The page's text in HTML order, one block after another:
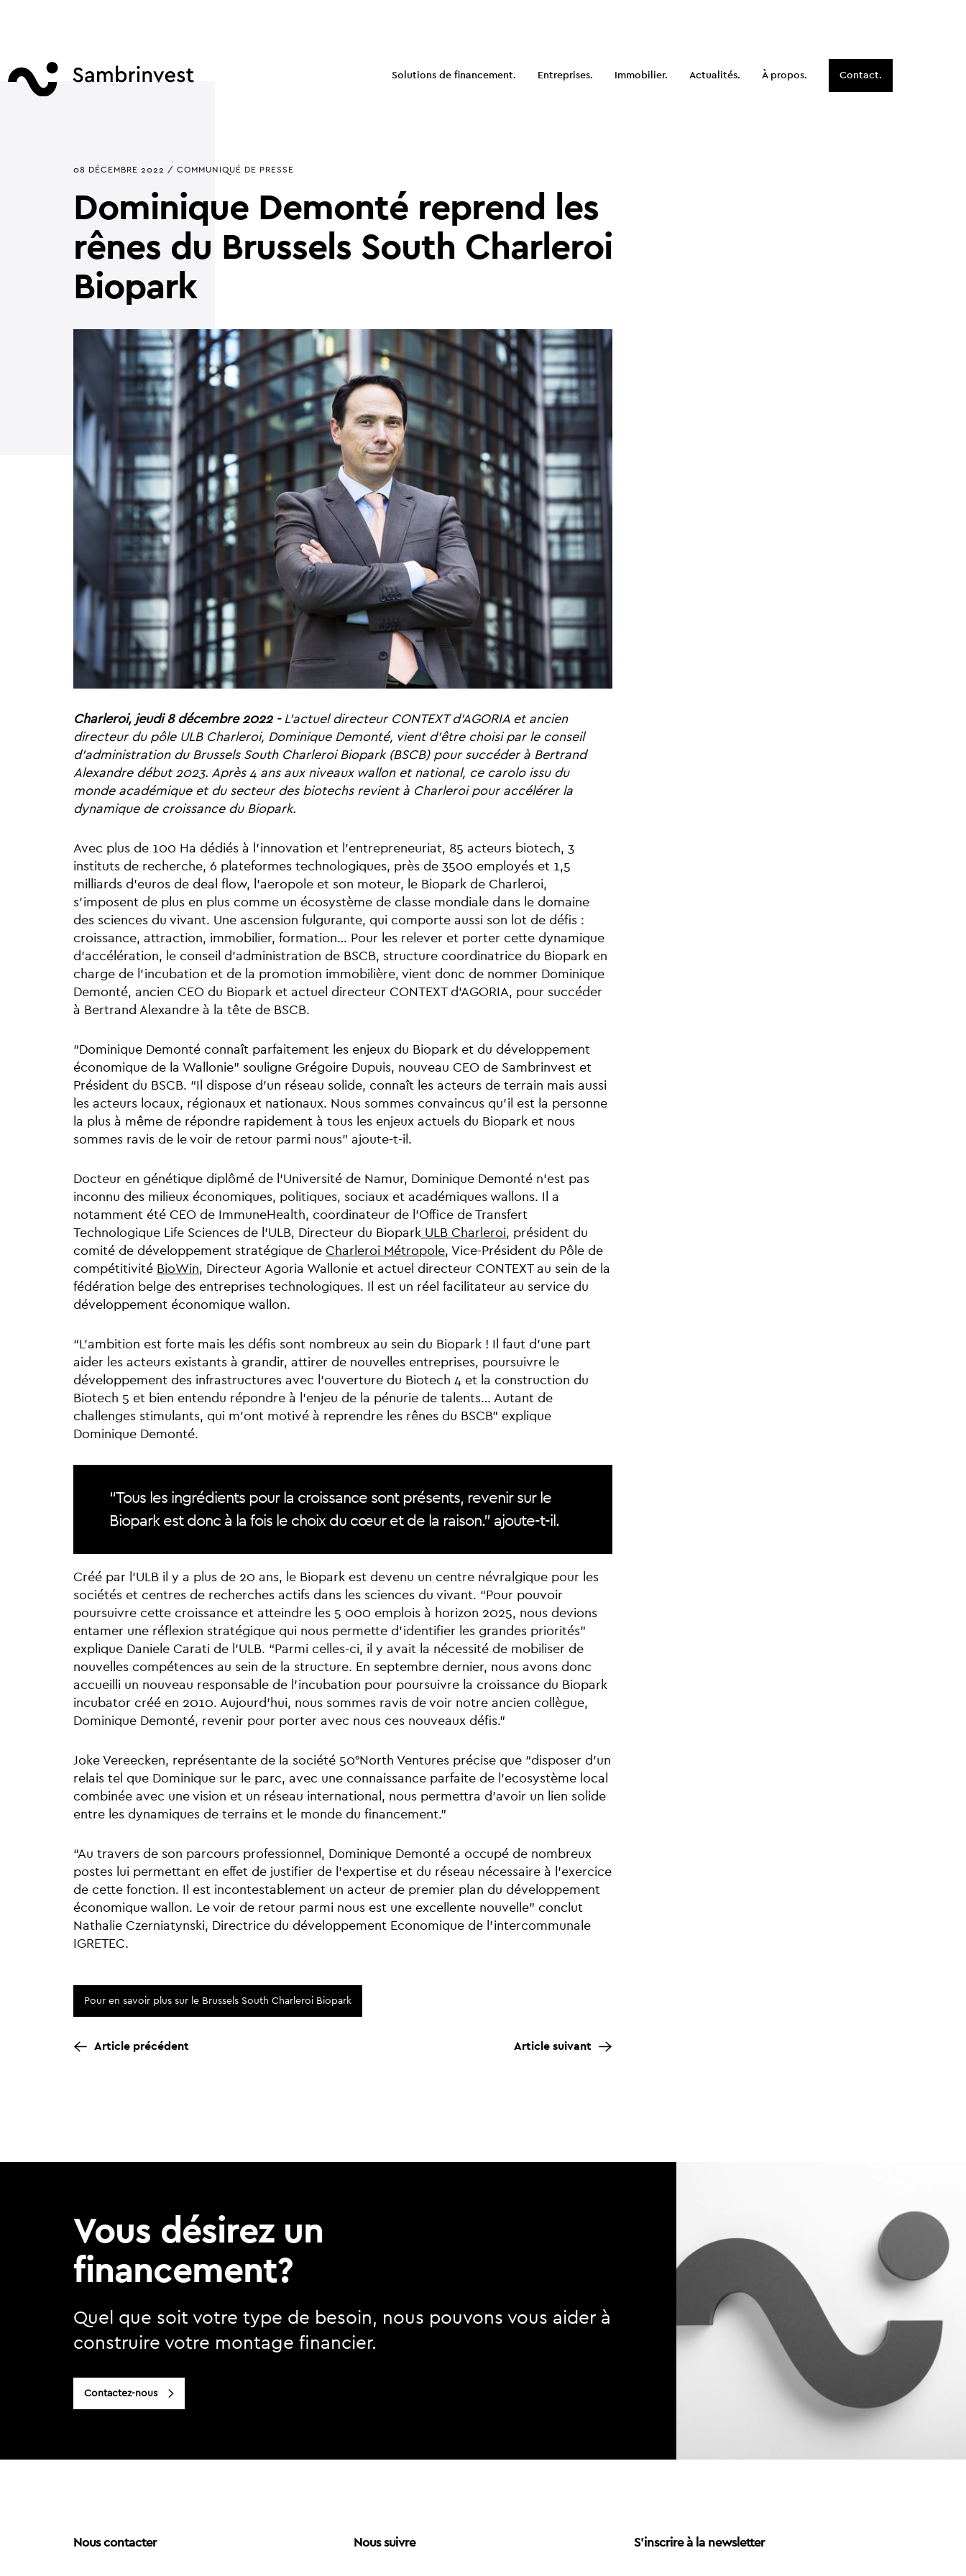
Solutions de financement. Entreprises. Immobilier. Actualités. À propos. Contact.
08 DÉCEMBRE 2022 / COMMUNIQUÉ DE PRESSE
Dominique Demonté reprend les
rênes du Brussels South Charleroi
Biopark
Charleroi, jeudi 8 décembre 2022 -L’actuel directeur CONTEXT d’AGORIA et ancien
directeur du pôle ULB Charleroi, Dominique Demonté, vient d’être choisi par le conseil
d’administration du Brussels South Charleroi Biopark (BSCB) pour succéder à Bertrand
Alexandre début 2023. Après 4 ans aux niveaux wallon et national, ce carolo issu du
monde académique et du secteur des biotechs revient à Charleroi pour accélérer la
dynamique de croissance du Biopark.
Avec plus de 100 Ha dédiés à l’innovation et l’entrepreneuriat, 85 acteurs biotech, 3
instituts de recherche, 6 plateformes technologiques, près de 3500 employés et 1,5
milliards d’euros de deal flow, l’aeropole et son moteur, le Biopark de Charleroi,
s’imposent de plus en plus comme un écosystème de classe mondiale dans le domaine
des sciences du vivant. Une ascension fulgurante, qui comporte aussi son lot de défis :
croissance, attraction, immobilier, formation… Pour les relever et porter cette dynamique
d’accélération, le conseil d'administration de BSCB, structure coordinatrice du Biopark en
charge de l’incubation et de la promotion immobilière, vient donc de nommer Dominique
Demonté, ancien CEO du Biopark et actuel directeur CONTEXT d’AGORIA, pour succéder
à Bertrand Alexandre à la tête de BSCB.
“Dominique Demonté connaît parfaitement les enjeux du Biopark et du développement
économique de la Wallonie” souligne Grégoire Dupuis, nouveau CEO de Sambrinvest et
Président du BSCB. “Il dispose d’un réseau solide, connaît les acteurs de terrain mais aussi
les acteurs locaux, régionaux et nationaux. Nous sommes convaincus qu’il est la personne
la plus à même de répondre rapidement à tous les enjeux actuels du Biopark et nous
sommes ravis de le voir de retour parmi nous” ajoute-t-il.
Docteur en génétique diplômé de l'Université de Namur, Dominique Demonté n'est pas
inconnu des milieux économiques, politiques, sociaux et académiques wallons. Il a
notamment été CEO de ImmuneHealth, coordinateur de l’Office de Transfert
Technologique Life Sciences de l’ULB, Directeur du Biopark ULB Charleroi, président du
comité de développement stratégique de Charleroi Métropole, Vice-Président du Pôle de
compétitivité BioWin, Directeur Agoria Wallonie et actuel directeur CONTEXT au sein de la
fédération belge des entreprises technologiques. Il est un réel facilitateur au service du
développement économique wallon.
“L’ambition est forte mais les défis sont nombreux au sein du Biopark ! Il faut d’une part
aider les acteurs existants à grandir, attirer de nouvelles entreprises, poursuivre le
développement des infrastructures avec l’ouverture du Biotech 4 et la construction du
Biotech 5 et bien entendu répondre à l’enjeu de la pénurie de talents… Autant de
challenges stimulants, qui m’ont motivé à reprendre les rênes du BSCB” explique
Dominique Demonté.
“Tous les ingrédients pour la croissance sont présents, revenir sur le
Biopark est donc à la fois le choix du cœur et de la raison.” ajoute-t-il.
Créé par l’ULB il y a plus de 20 ans, le Biopark est devenu un centre névralgique pour les
sociétés et centres de recherches actifs dans les sciences du vivant. “Pour pouvoir
poursuivre cette croissance et atteindre les 5 000 emplois à horizon 2025, nous devions
entamer une réflexion stratégique qui nous permette d’identifier les grandes priorités”
explique Daniele Carati de l’ULB. “Parmi celles-ci, il y avait la nécessité de mobiliser de
nouvelles compétences au sein de la structure. En septembre dernier, nous avons donc
accueilli un nouveau responsable de l’incubation pour poursuivre la croissance du Biopark
incubator créé en 2010. Aujourd’hui, nous sommes ravis de voir notre ancien collègue,
Dominique Demonté, revenir pour porter avec nous ces nouveaux défis.”
Joke Vereecken, représentante de la société 50°North Ventures précise que “disposer d’un
relais tel que Dominique sur le parc, avec une connaissance parfaite de l’ecosystème local
combinée avec une vision et un réseau international, nous permettra d’avoir un lien solide
entre les dynamiques de terrains et le monde du financement.”
“Au travers de son parcours professionnel, Dominique Demonté a occupé de nombreux
postes lui permettant en effet de justifier de l’expertise et du réseau nécessaire à l’exercice
de cette fonction. Il est incontestablement un acteur de premier plan du développement
économique wallon. Le voir de retour parmi nous est une excellente nouvelle” conclut
Nathalie Czerniatynski, Directrice du développement Economique de l’intercommunale
IGRETEC.
Pour en savoir plus sur le Brussels South Charleroi Biopark
Article précédent Article suivant
Vous désirez un
financement?
Quel que soit votre type de besoin, nous pouvons vous aider à
construire votre montage financier.
Contactez-nous
Nous contacter Nous suivre S'inscrire à la newsletter